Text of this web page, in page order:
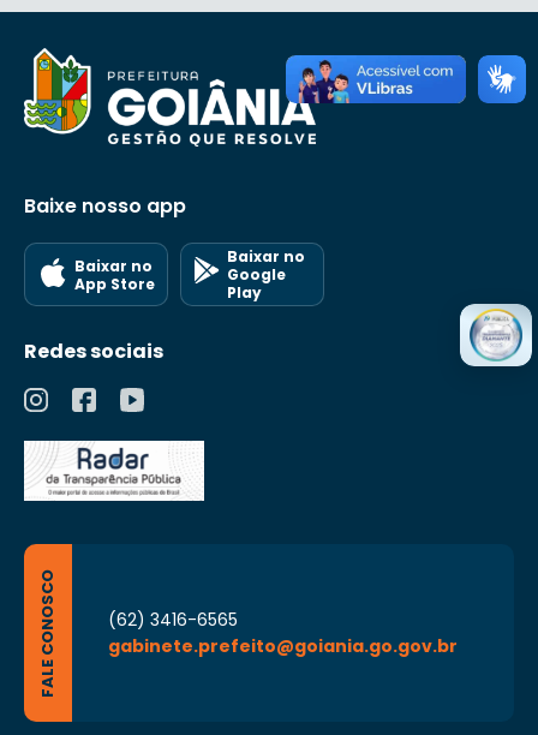
Baixe nosso app
Baixar no
App Store
Baixar no
Google
Play
Redes sociais
FALE CONOSCO
(62) 3416-6565
gabinete.prefeito@goiania.go.gov.br